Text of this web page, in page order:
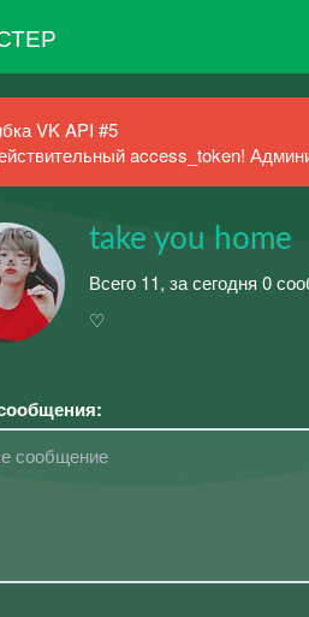
VK API #5
access_token!
take you home
Всего 11, за сегодня 0
♡